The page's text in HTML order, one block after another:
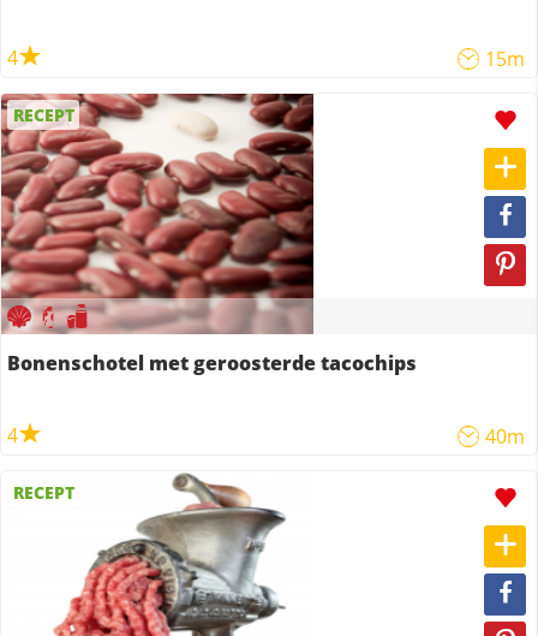
4 15m
RECEPT
Bonenschotel met geroosterde tacochips
4 40m
RECEPT